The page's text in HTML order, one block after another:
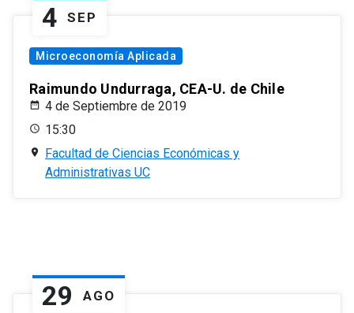
4 SEP
Microeconomía Aplicada
Raimundo Undurraga, CEA-U. de Chile
4 de Septiembre de 2019
15:30
Facultad de Ciencias Económicas y
Administrativas UC
29 AGO